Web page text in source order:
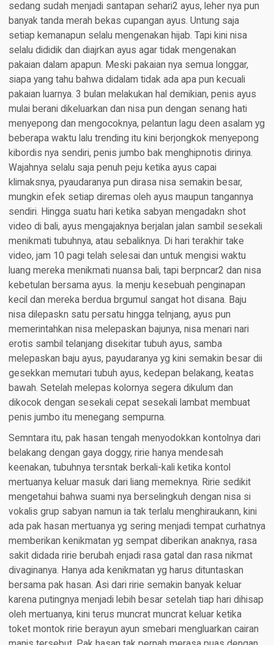
sedang sudah menjadi santapan sehari2 ayus, leher nya pun
banyak tanda merah bekas cupangan ayus. Untung saja
setiap kemanapun selalu mengenakan hijab. Tapi kini nisa
selalu dididik dan diajrkan ayus agar tidak mengenakan
pakaian dalam apapun. Meski pakaian nya semua longgar,
siapa yang tahu bahwa didalam tidak ada apa pun kecuali
pakaian luarnya. 3 bulan melakukan hal demikian, penis ayus
mulai berani dikeluarkan dan nisa pun dengan senang hati
menyepong dan mengocoknya, pelantun lagu deen asalam yg
beberapa waktu lalu trending itu kini berjongkok menyepong
kibordis nya sendiri, penis jumbo bak menghipnotis dirinya.
Wajahnya selalu saja penuh peju ketika ayus capai
klimaksnya, pyaudaranya pun dirasa nisa semakin besar,
mungkin efek setiap diremas oleh ayus maupun tangannya
sendiri. Hingga suatu hari ketika sabyan mengadakn shot
video di bali, ayus mengajaknya berjalan jalan sambil sesekali
menikmati tubuhnya, atau sebaliknya. Di hari terakhir take
video, jam 10 pagi telah selesai dan untuk mengisi waktu
luang mereka menikmati nuansa bali, tapi berpncar2 dan nisa
kebetulan bersama ayus. Ia menju kesebuah penginapan
kecil dan mereka berdua brgumul sangat hot disana. Baju
nisa dilepaskn satu persatu hingga telnjang, ayus pun
memerintahkan nisa melepaskan bajunya, nisa menari nari
erotis sambil telanjang disekitar tubuh ayus, samba
melepaskan baju ayus, payudaranya yg kini semakin besar dii
gesekkan memutari tubuh ayus, kedepan belakang, keatas
bawah. Setelah melepas kolornya segera dikulum dan
dikocok dengan sesekali cepat sesekali lambat membuat
penis jumbo itu menegang sempurna.
Semntara itu, pak hasan tengah menyodokkan kontolnya dari
belakang dengan gaya doggy, ririe hanya mendesah
keenakan, tubuhnya tersntak berkali-kali ketika kontol
mertuanya keluar masuk dari liang memeknya. Ririe sedikit
mengetahui bahwa suami nya berselingkuh dengan nisa si
vokalis grup sabyan namun ia tak terlalu menghiraukann, kini
ada pak hasan mertuanya yg sering menjadi tempat curhatnya
memberikan kenikmatan yg sempat diberikan anaknya, rasa
sakit didada ririe berubah enjadi rasa gatal dan rasa nikmat
divaginanya. Hanya ada kenikmatan yg harus dituntaskan
bersama pak hasan. Asi dari ririe semakin banyak keluar
karena putingnya menjadi lebih besar setelah tiap hari dihisap
oleh mertuanya, kini terus muncrat muncrat keluar ketika
toket montok ririe berayun ayun smebari mengluarkan cairan